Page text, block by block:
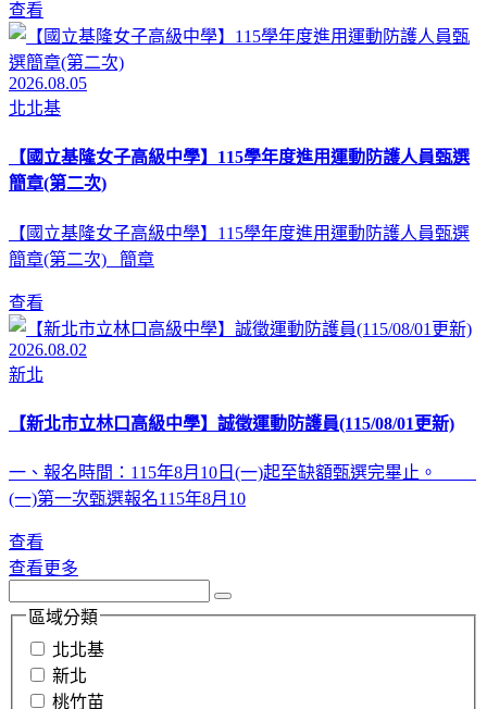
查看
2026.08.05
北北基
【國立基隆女子高級中學】115學年度進用運動防護人員甄選
簡章(第二次)
【國立基隆女子高級中學】115學年度進用運動防護人員甄選
簡章(第二次) 簡章
查看
2026.08.02
新北
【新北市立林口高級中學】誠徵運動防護員(115/08/01更新)
一、報名時間：115年8月10日(一)起至缺額甄選完畢止。
(一)第一次甄選報名115年8月10
查看
查看更多
區域分類
北北基
新北
桃竹苗